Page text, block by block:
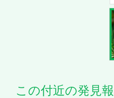
この付近の発見